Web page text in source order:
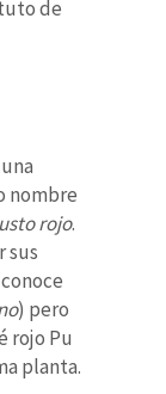
de
nombre
rojo.
sus
) pero
rojo Pu
planta.